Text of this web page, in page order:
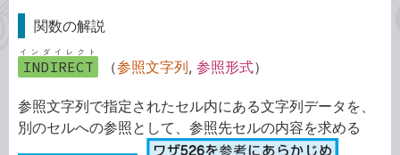
関数の解説
INDIRECT
インダイレクト
（参照文字列, 参照形式）
参照文字列で指定されたセル内にある文字列データを、
別のセルへの参照として、参照先セルの内容を求める